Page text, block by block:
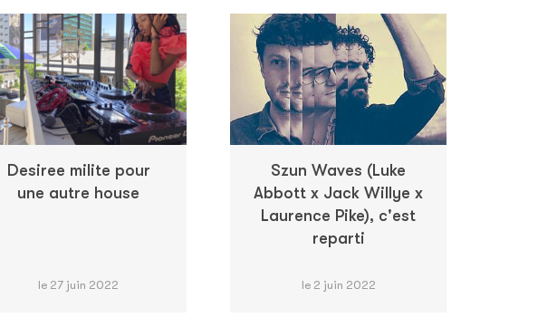
Desiree milite pour
une autre house
le 27 juin 2022
Szun Waves (Luke
Abbott x Jack Willye x
Laurence Pike), c'est
reparti
le 2 juin 2022